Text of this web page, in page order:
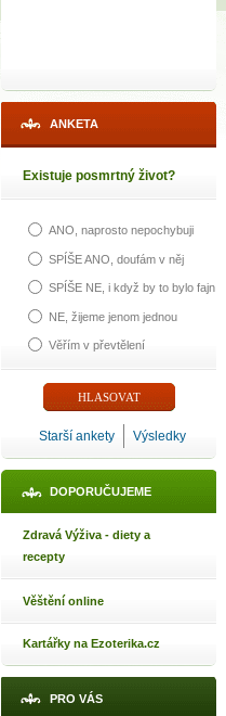
ANKETA
Existuje posmrtný život?
ANO, naprosto nepochybuji
SPÍŠE ANO, doufám v něj
SPÍŠE NE, i když by to bylo fajn
NE, žijeme jenom jednou
Věřím v převtělení
Starší ankety Výsledky
DOPORUČUJEME
Zdravá Výživa - diety a
recepty
Věštění online
Kartářky na Ezoterika.cz
PRO VÁS